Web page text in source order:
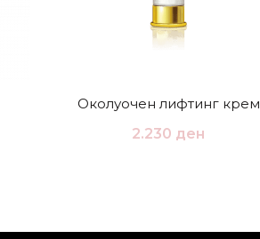
Околуочен лифтинг крем
2.230 ден